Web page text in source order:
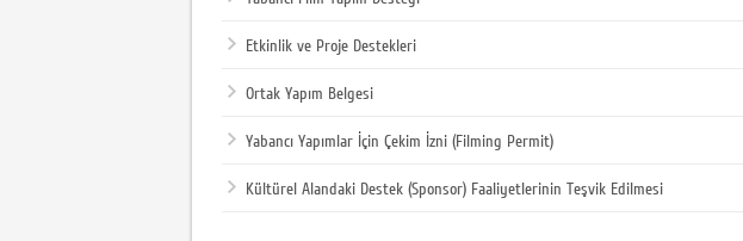
Etkinlik ve Proje Destekleri
Ortak Yapım Belgesi
Yabancı Yapımlar İçin Çekim İzni (Filming Permit)
Kültürel Alandaki Destek (Sponsor) Faaliyetlerinin Teşvik Edilmesi